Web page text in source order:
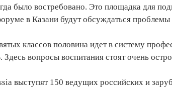
было востребовано. Это площадка для
в Казани будут обсуждаться проблемы
классов половина идет в систему
вопросы воспитания стоят очень
выступят 150 ведущих российских и